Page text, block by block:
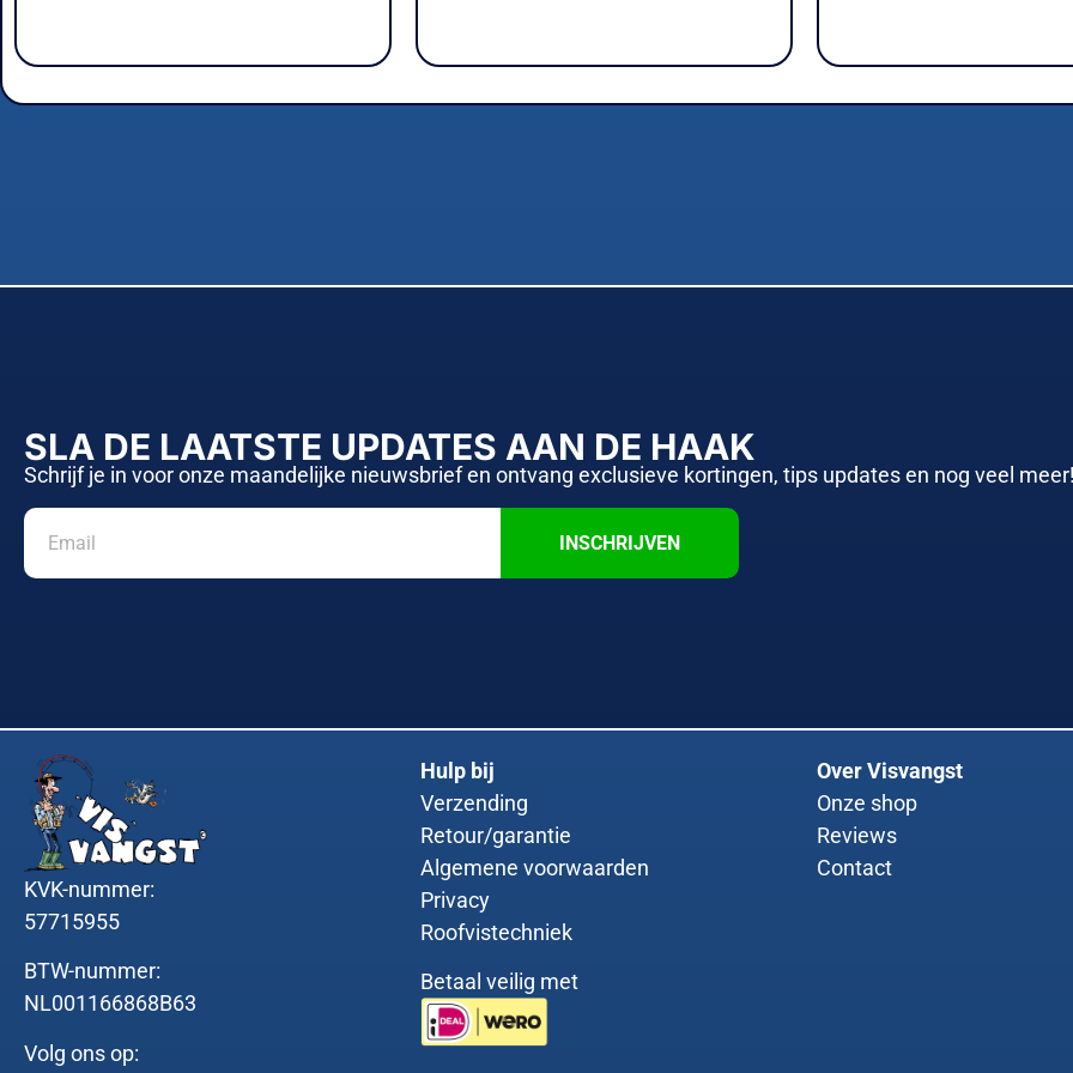
SLA DE LAATSTE UPDATES AAN DE HAAK
Schrijf je in voor onze maandelijke nieuwsbrief en ontvang exclusieve kortingen, tips updates en nog veel
INSCHRIJVEN
KVK-nummer:
57715955
BTW-nummer:
NL001166868B63
Volg ons op:
Hulp bij
Verzending
Retour/garantie
Algemene voorwaarden
Privacy
Roofvistechniek
Betaal veilig met
Over Visvangst
Onze shop
Reviews
Contact